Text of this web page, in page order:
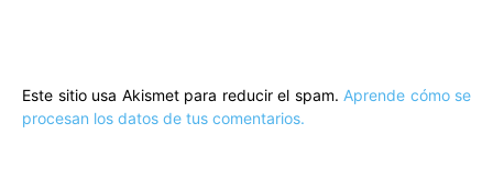
Este sitio usa Akismet para reducir el spam. Aprende cómo se
procesan los datos de tus comentarios.